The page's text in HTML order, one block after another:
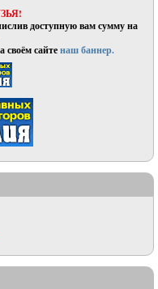
доступную вам сумму на
своём сайтенаш баннер.